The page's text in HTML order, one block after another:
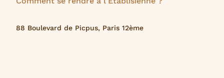
88 Boulevard de Picpus, Paris 12ème